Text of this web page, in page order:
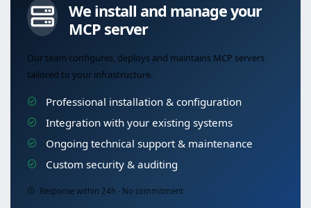
We install and manage your
MCP server
Our team configures, deploys and maintains MCP servers
tailored to your infrastructure.
Professional installation & configuration
Integration with your existing systems
Ongoing technical support & maintenance
Custom security & auditing
Response within 24h · No commitment